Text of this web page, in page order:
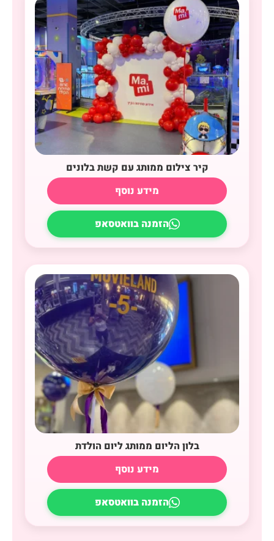
קיר צילום ממותג עם קשת בלונים
מידע נוסף
הזמנה בוואטסאפ
בלון הליום ממותג ליום הולדת
מידע נוסף
הזמנה בוואטסאפ